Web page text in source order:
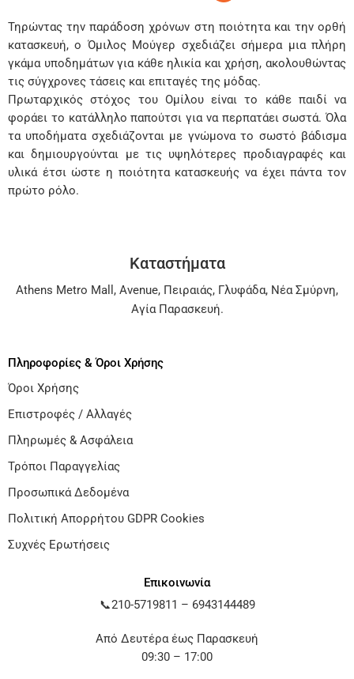
Τηρώντας την παράδοση χρόνων στη ποιότητα και την ορθή
κατασκευή, ο Όμιλος Μούγερ σχεδιάζει σήμερα μια πλήρη
γκάμα υποδημάτων για κάθε ηλικία και χρήση, ακολουθώντας
τις σύγχρονες τάσεις και επιταγές της μόδας.
Πρωταρχικός στόχος του Ομίλου είναι το κάθε παιδί να
φοράει το κατάλληλο παπούτσι για να περπατάει σωστά. Όλα
τα υποδήματα σχεδιάζονται με γνώμονα το σωστό βάδισμα
και δημιουργούνται με τις υψηλότερες προδιαγραφές και
υλικά έτσι ώστε η ποιότητα κατασκευής να έχει πάντα τον
πρώτο ρόλο.
Καταστήματα
Athens Metro Mall , Avenue, Πειραιάς, Γλυφάδα, Νέα Σμύρνη,
Αγία Παρασκευή.
Πληροφορίες & Όροι Χρήσης
Όροι Χρήσης
Επιστροφές / Αλλαγές
Πληρωμές & Ασφάλεια
Τρόποι Παραγγελίας
Προσωπικά Δεδομένα
Πολιτική Απορρήτου GDPR Cookies
Συχνές Ερωτήσεις
Επικοινωνία
📞210-5719811 – 6943144489
Από Δευτέρα έως Παρασκευή
09:30 – 17:00